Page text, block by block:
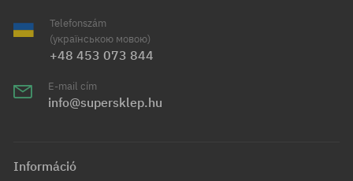
Telefonszám
(українською мовою)
+48 453 073 844
E-mail cím
info@supersklep.hu
Információ